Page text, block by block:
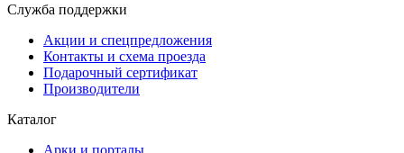
Служба поддержки
Акции и спецпредложения
Контакты и схема проезда
Подарочный сертификат
Производители
Каталог
Арки и порталы